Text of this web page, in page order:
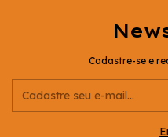
Cadastre-se e